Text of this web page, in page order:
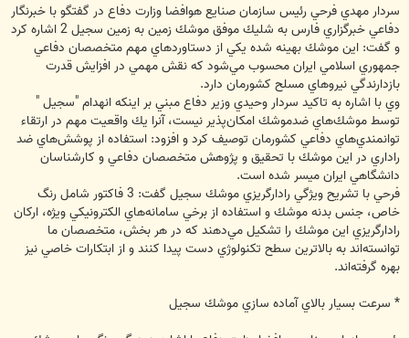
سردار مهدي فرحي رئيس سازمان صنايع هوافضا وزارت دفاع در گفتگو با خبرنگار
دفاعي خبرگزاري فارس به شليك موفق موشك زمين به زمين سجيل 2 اشاره كرد
و گفت: اين موشك بهينه‌ شده يكي از دستاوردهاي مهم متخصصان دفاعي
جمهوري اسلامي ايران محسوب مي‌شود كه نقش مهمي در افزايش قدرت
بازدارندگي نيروهاي مسلح كشورمان دارد.
وي با اشاره به تاكيد سردار وحيدي وزير دفاع مبني بر اينكه انهدام "سجيل "
توسط موشك‌هاي ضدموشك امكان‌پذير نيست، آنرا يك واقعيت مهم در ارتقاء
توانمندي‌هاي دفاعي كشورمان توصيف كرد و افزود: استفاده از پوشش‌هاي ضد
راداري در اين موشك با تحقيق و پژوهش متخصصان دفاعي و كارشناسان
دانشگاهي ايران ميسر شده است.
فرحي با تشريح ويژگي رادارگريزي موشك سجيل گفت: 3 فاكتور شامل رنگ
خاص، جنس بدنه موشك و استفاده از برخي سامانه‌هاي الكترونيكي ويژه، اركان
رادارگريزي اين موشك را تشكيل مي‌دهند كه در هر بخش، متخصصان ما
توانسته‌اند به بالاترين سطح تكنولوژي دست پيدا كنند و از ابتكارات خاصي نيز
بهره گرفته‌اند.
* سرعت بسيار بالاي آماده سازي موشك سجيل